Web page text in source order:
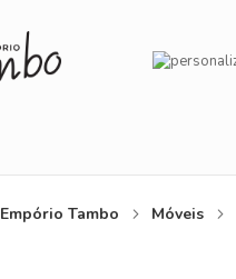
Empório Tambo Móveis